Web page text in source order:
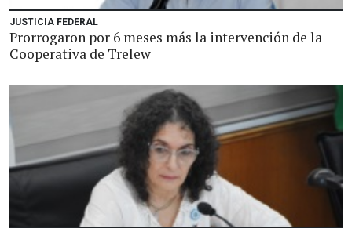
JUSTICIA FEDERAL
Prorrogaron por 6 meses más la intervención de la
Cooperativa de Trelew